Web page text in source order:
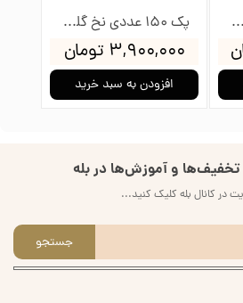
پک 150 عددی نخ گلدوزی پنگوئن
۳,۹۰۰,۰۰۰ تومان
افزودن به سبد خرید
پک 500 رنگ نخ گلدوزی پنگوئن
تخفیف‌ها و آموزش‌ها در بله
در کانال بله کلیک کنید...
جستجو